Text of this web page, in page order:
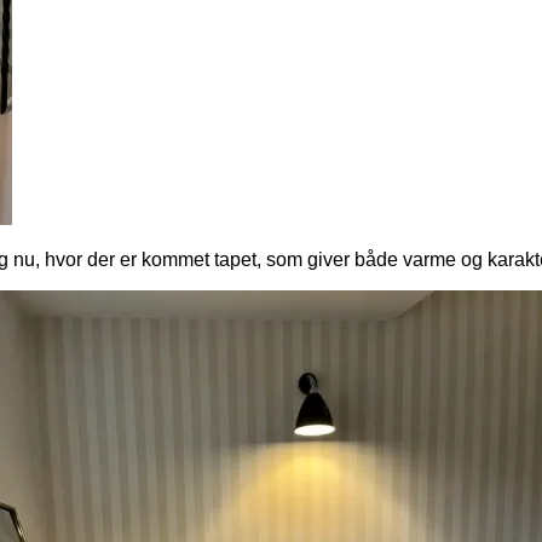
nu, hvor der er kommet tapet, som giver både varme og